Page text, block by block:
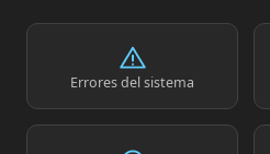
Errores del sistema